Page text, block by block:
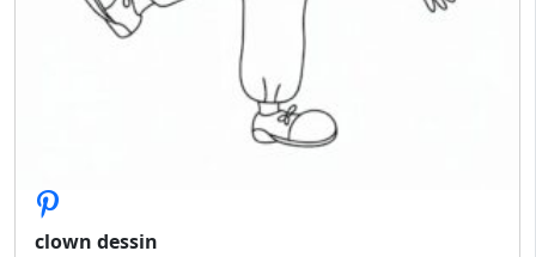
clown dessin